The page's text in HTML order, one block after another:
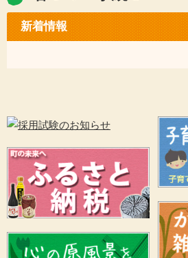
新着情報